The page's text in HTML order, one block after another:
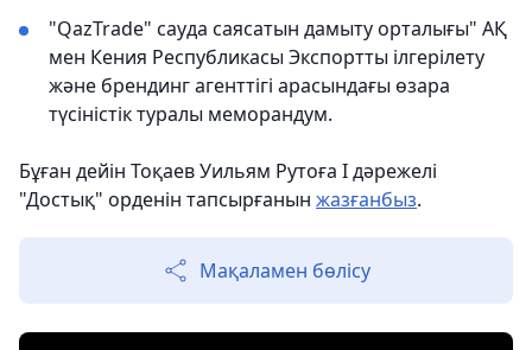
"QazTrade" сауда саясатын дамыту орталығы" АҚ
мен Кения Республикасы Экспортты ілгерілету
және брендинг агенттігі арасындағы өзара
түсіністік туралы меморандум.
Бұған дейін Тоқаев Уильям Рутоға І дәрежелі
"Достық" орденін тапсырғанын жазғанбыз.
Мақаламен бөлісу